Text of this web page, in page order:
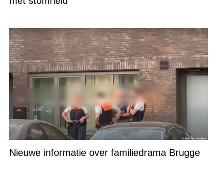
Nieuwe informatie over familiedrama Brugge